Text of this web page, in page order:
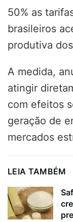
50% as
brasileiros
produtiva
A medida,
atingir
com efeitos
geração de
mercados
LEIA TAMBÉM